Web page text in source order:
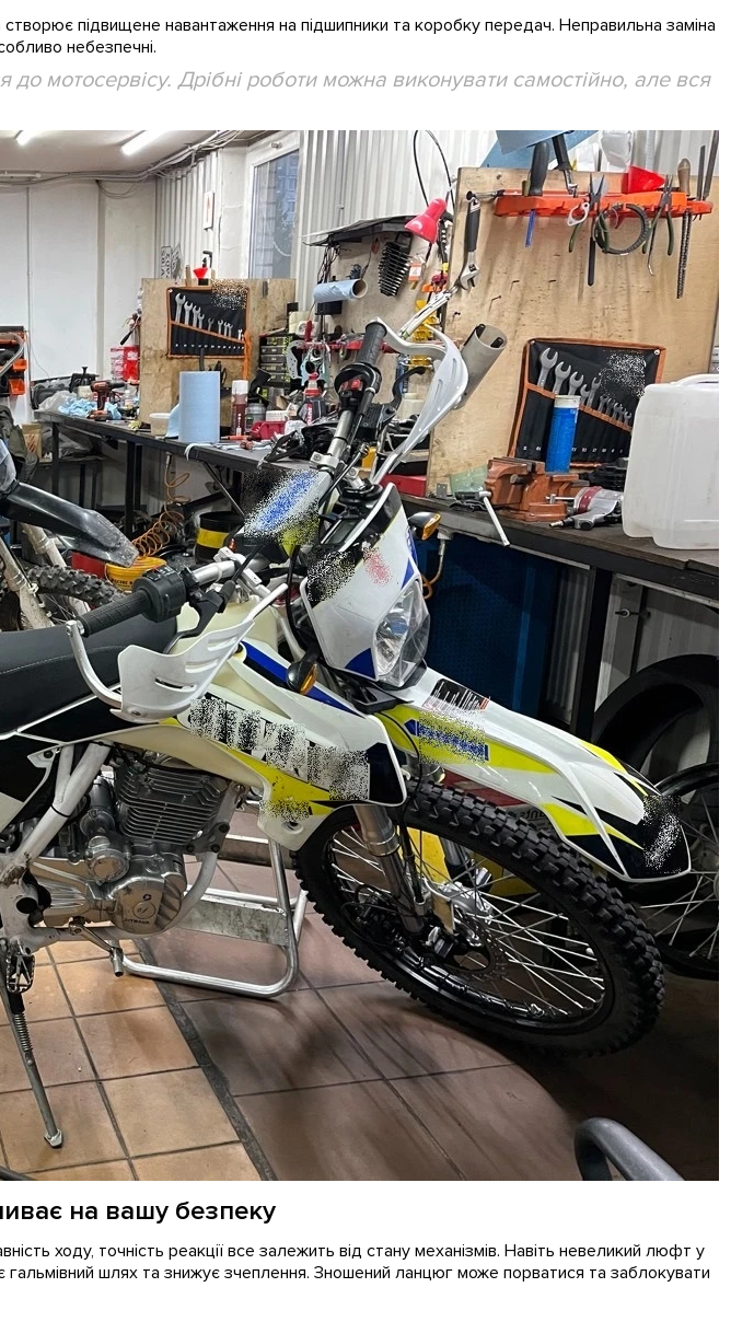
підвищене навантаження на підшипники та коробку передач. Неправильна заміна
небезпечні.
мотосервісу. Дрібні роботи можна виконувати самостійно, але вся
на вашу безпеку
ходу, точність реакції все залежить від стану механізмів. Навіть невеликий люфт у
гальмівний шлях та знижує зчеплення. Зношений ланцюг може порватися та заблокувати